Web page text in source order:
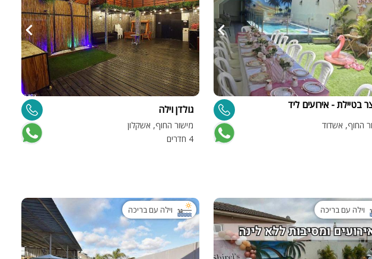
סאונה
קריוקי
גקוזי
שולחן סנוקר
פלייסטיישן
גישה לנכים
קבוצות גדולות
בריכה מקורה
בטיילת - אירועים ליד
החוף, אשדוד
גולדן וילה
מישור החוף, אשקלון
4 חדרים
וילה עם בריכה וילה עם בריכה